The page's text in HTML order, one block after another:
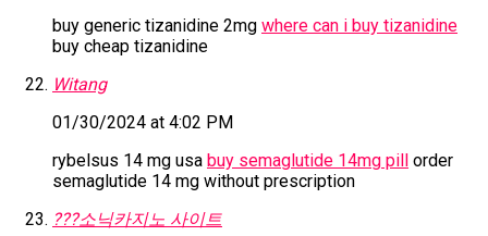
buy generic tizanidine 2mg where can i buy tizanidine
buy cheap tizanidine
Witang
01/30/2024 at 4:02 PM
rybelsus 14 mg usa buy semaglutide 14mg pill order
semaglutide 14 mg without prescription
???소닉카지노 사이트